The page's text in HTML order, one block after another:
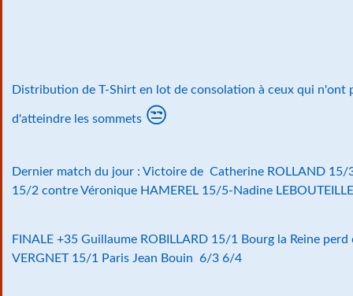
Distribution de T-Shirt en lot de consolation à ceux qui n'ont
d'atteindre les sommets 😒
Dernier match du jour : Victoire de Catherine ROLLAND
15/2 contre Véronique HAMEREL 15/5-Nadine
FINALE +35 Guillaume ROBILLARD 15/1 Bourg la Reine
VERGNET 15/1 Paris Jean Bouin 6/3 6/4